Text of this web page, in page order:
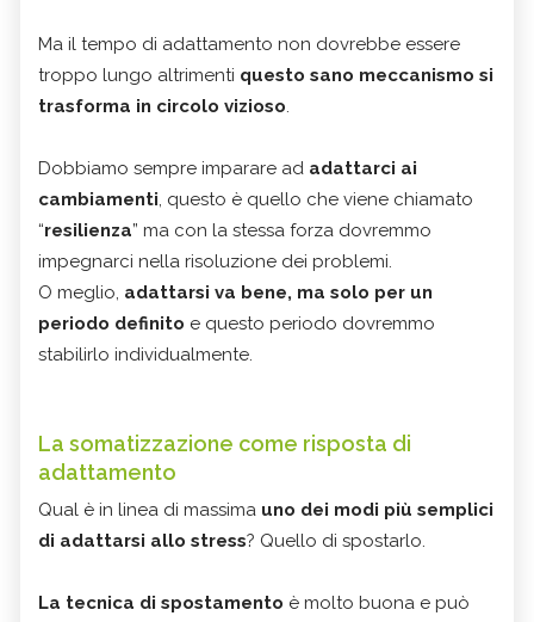
Ma il tempo di adattamento non dovrebbe essere
troppo lungo altrimenti questo sano meccanismo si
trasforma in circolo vizioso.
Dobbiamo sempre imparare ad adattarci ai
cambiamenti, questo è quello che viene chiamato
“resilienza” ma con la stessa forza dovremmo
impegnarci nella risoluzione dei problemi.
O meglio, adattarsi va bene, ma solo per un
periodo definito e questo periodo dovremmo
stabilirlo individualmente.
La somatizzazione come risposta di
adattamento
Qual è in linea di massima uno dei modi più semplici
di adattarsi allo stress? Quello di spostarlo.
La tecnica di spostamento è molto buona e può